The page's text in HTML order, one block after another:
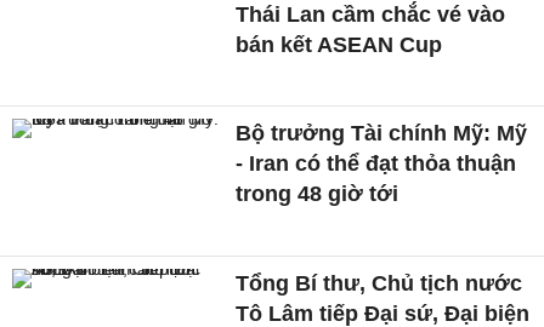
Thái Lan cầm chắc vé vào
bán kết ASEAN Cup
Bộ trưởng Tài chính Mỹ: Mỹ
- Iran có thể đạt thỏa thuận
trong 48 giờ tới
Tổng Bí thư, Chủ tịch nước
Tô Lâm tiếp Đại sứ, Đại biện